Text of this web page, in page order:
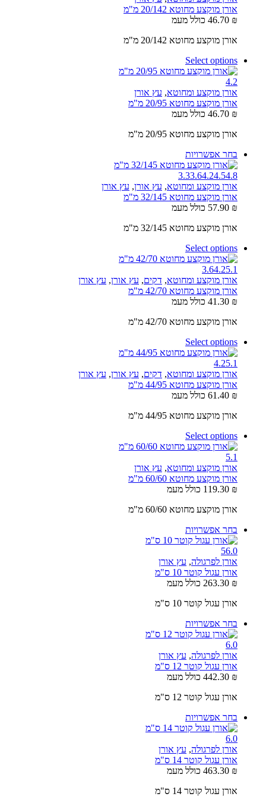
אורן מוקצע מחוטא 20/142 מ"מ
46.70 ₪
כולל מעמ
אורן מוקצע מחוטא 20/142 מ"מ
Select options
4.2
אורן מוקצע ומחוטא, עץ אורן
אורן מוקצע מחוטא 20/95 מ"מ
46.70 ₪
כולל מעמ
אורן מוקצע מחוטא 20/95 מ"מ
בחר אפשרויות
3.33.64.24.54.8
אורן מוקצע ומחוטא, עץ אורן, עץ אורן
אורן מוקצע מחוטא 32/145 מ"מ
57.90 ₪
כולל מעמ
אורן מוקצע מחוטא 32/145 מ"מ
Select options
3.64.25.1
אורן מוקצע ומחוטא, דקים, עץ אורן, עץ אורן
אורן מוקצע מחוטא 42/70 מ"מ
41.30 ₪
כולל מעמ
אורן מוקצע מחוטא 42/70 מ"מ
Select options
4.25.1
אורן מוקצע ומחוטא, דקים, עץ אורן, עץ אורן
אורן מוקצע מחוטא 44/95 מ"מ
61.40 ₪
כולל מעמ
אורן מוקצע מחוטא 44/95 מ"מ
Select options
5.1
אורן מוקצע ומחוטא, עץ אורן
אורן מוקצע מחוטא 60/60 מ"מ
119.30 ₪
כולל מעמ
אורן מוקצע מחוטא 60/60 מ"מ
בחר אפשרויות
56.0
אורן לפרגולה, עץ אורן
אורן עגול קוטר 10 ס"מ
263.30 ₪
כולל מעמ
אורן עגול קוטר 10 ס"מ
בחר אפשרויות
6.0
אורן לפרגולה, עץ אורן
אורן עגול קוטר 12 ס"מ
442.30 ₪
כולל מעמ
אורן עגול קוטר 12 ס"מ
בחר אפשרויות
6.0
אורן לפרגולה, עץ אורן
אורן עגול קוטר 14 ס"מ
463.30 ₪
כולל מעמ
אורן עגול קוטר 14 ס"מ